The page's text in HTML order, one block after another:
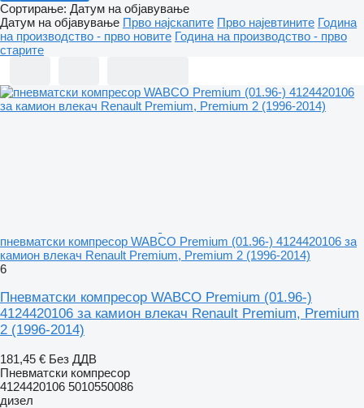
Сортирање: Датум на објавување
Датум на објавување Прво најскапите Прво најевтините Година
на производство - прво новите Година на производство - прво
старите
пневматски компресор WABCO Premium (01.96-) 4124420106 за
камион влекач Renault Premium, Premium 2 (1996-2014)
6
Пневматски компресор WABCO Premium (01.96-)
4124420106 за камион влекач Renault Premium, Premium
2 (1996-2014)
181,45 € Без ДДВ
Пневматски компресор
4124420106 5010550086
дизел